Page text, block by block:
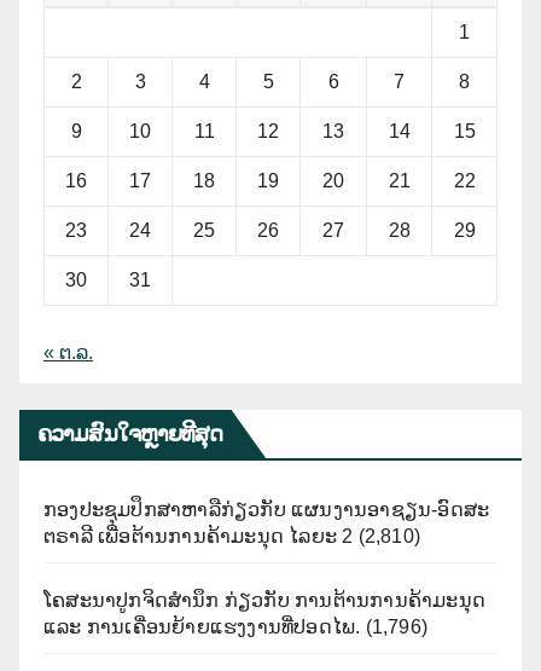
1
2 3 4 5 6 7 8
9 10 11 12 13 14 15
16 17 18 19 20 21 22
23 24 25 26 27 28 29
30 31
« ຕ.ລ.
ຄວາມສົນໃຈຫຼາຍທີີສຸດ
ກອງປະຊຸມປຶກສາຫາລືກ່ຽວກັບ ແຜນງານອາຊຽນ-ອົດສະ
ຕຣາລີ ເພື່ອຕ້ານການຄ້າມະນຸດ ໄລຍະ 2 (2,810)
ໂຄສະນາປູກຈິດສຳນຶກ ກ່ຽວກັບ ການຕ້ານການຄ້າມະນຸດ
ແລະ ການເຄື່ອນຍ້າຍແຮງງານທີ່ປອດໄພ. (1,796)